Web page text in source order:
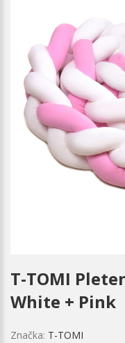
T-TOMI
White + Pink
Značka: T-TOMI